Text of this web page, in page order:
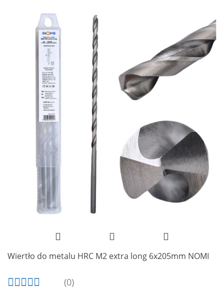
Wiertło do metalu HRC M2 extra long 6x205mm NOMI
(0)